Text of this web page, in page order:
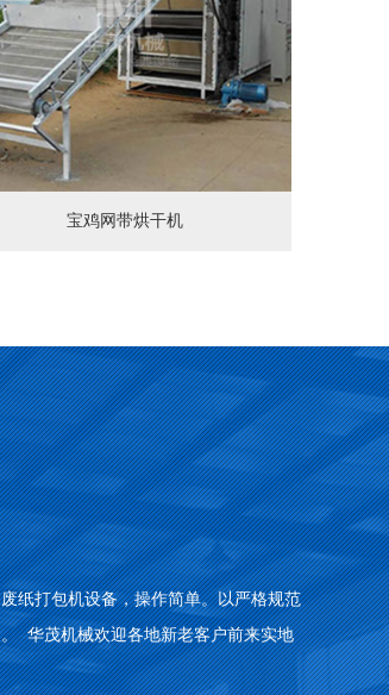
宝鸡网带烘干机
纸打包机设备，操作简单。以严格规范
华茂机械欢迎各地新老客户前来实地